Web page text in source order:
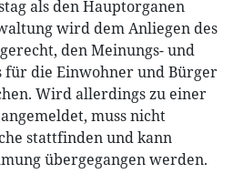
als den Hauptorganen
wird dem Anliegen des
den Meinungs- und
für die Einwohner und Bürger
Wird allerdings zu einer
muss nicht
stattfinden und kann
übergegangen werden.